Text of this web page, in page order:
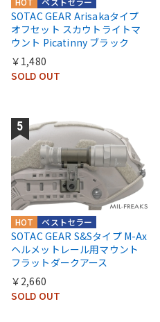
SOTAC GEAR Arisakaタイプ
オフセット スカウトライトマ
ウント Picatinny ブラック
￥1,480
SOLD OUT
ベストセラー
HOT
SOTAC GEAR S&Sタイプ M-Ax
ヘルメットレール用マウント
フラットダークアース
￥2,660
SOLD OUT